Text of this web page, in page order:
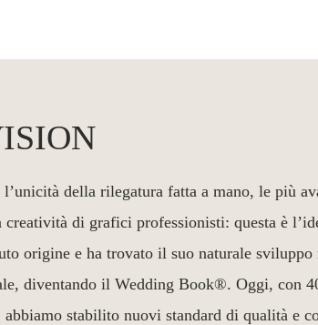
della rilegatura fatta a mano, le più
di grafici professionisti: questa è
origine e ha trovato il suo naturale sviluppo
diventando il Wedding Book®. Oggi, con
abbiamo stabilito nuovi standard di qualità e